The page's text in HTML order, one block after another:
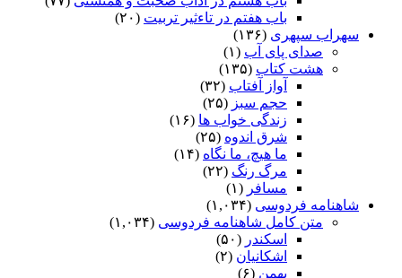
باب هفتم در تاءثیر تربیت (۲۰)
سهراب سپهری (۱۳۶)
صدای پای آب (۱)
هشت کتاب (۱۳۵)
آواز آفتاب (۳۲)
حجم سبز (۲۵)
زندگی خواب ها (۱۶)
شرق اندوه (۲۵)
ما هیچ، ما نگاه (۱۴)
مرگ رنگ (۲۲)
مسافر (۱)
شاهنامه فردوسی (۱,۰۳۴)
متن کامل شاهنامه فردوسی (۱,۰۳۴)
اسکندر (۵۰)
اشکانیان (۲)
بهمن (۶)